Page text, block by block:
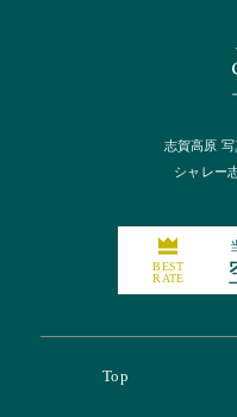
志賀高原
シャレー
BEST
RATE
Top